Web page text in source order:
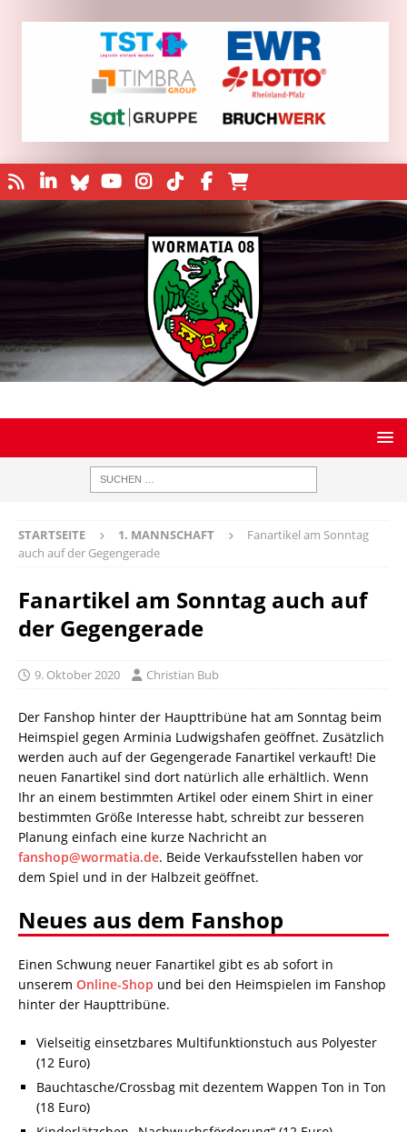
STARTSEITE 1. MANNSCHAFT
Fanartikel am Sonntag
auch auf der Gegengerade
Fanartikel am Sonntag auch auf
der Gegengerade
9. Oktober 2020 Christian Bub
Der Fanshop hinter der Haupttribüne hat am Sonntag beim
Heimspiel gegen Arminia Ludwigshafen geöffnet. Zusätzlich
werden auch auf der Gegengerade Fanartikel verkauft! Die
neuen Fanartikel sind dort natürlich alle erhältlich. Wenn
Ihr an einem bestimmten Artikel oder einem Shirt in einer
bestimmten Größe Interesse habt, schreibt zur besseren
Planung einfach eine kurze Nachricht an
fanshop@wormatia.de. Beide Verkaufsstellen haben vor
dem Spiel und in der Halbzeit geöffnet.
Neues aus dem Fanshop
Einen Schwung neuer Fanartikel gibt es ab sofort in
unserem Online-Shop und bei den Heimspielen im Fanshop
hinter der Haupttribüne.
Vielseitig einsetzbares Multifunktionstuch aus Polyester
(12 Euro)
Bauchtasche/Crossbag mit dezentem Wappen Ton in Ton
(18 Euro)